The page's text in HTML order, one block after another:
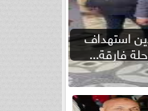
استهداف
فارقة...